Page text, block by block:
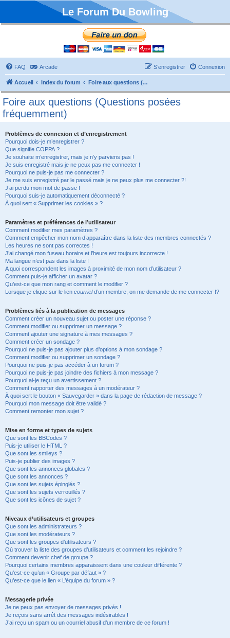
Le Forum Du Bowling
FAQ Arcade Connexion
S’enregistrer
Accueil Index du forum Foire aux questions (Questions posées fréquemment)
Foire aux questions (Questions posées
fréquemment)
Problèmes de connexion et d’enregistrement
Pourquoi dois-je m’enregistrer ?
Que signifie COPPA ?
Je souhaite m’enregistrer, mais je n’y parviens pas !
Je suis enregistré mais je ne peux pas me connecter !
Pourquoi ne puis-je pas me connecter ?
Je me suis enregistré par le passé mais je ne peux plus me connecter ?!
J’ai perdu mon mot de passe !
Pourquoi suis-je automatiquement déconnecté ?
À quoi sert « Supprimer les cookies » ?
Paramètres et préférences de l’utilisateur
Comment modifier mes paramètres ?
Comment empêcher mon nom d’apparaître dans la liste des membres connectés ?
Les heures ne sont pas correctes !
J’ai changé mon fuseau horaire et l’heure est toujours incorrecte !
Ma langue n’est pas dans la liste !
A quoi correspondent les images à proximité de mon nom d’utilisateur ?
Comment puis-je afficher un avatar ?
Qu’est-ce que mon rang et comment le modifier ?
Lorsque je clique sur le lien courrield’un membre, on me demande de me connecter !?
Problèmes liés à la publication de messages
Comment créer un nouveau sujet ou poster une réponse ?
Comment modifier ou supprimer un message ?
Comment ajouter une signature à mes messages ?
Comment créer un sondage ?
Pourquoi ne puis-je pas ajouter plus d’options à mon sondage ?
Comment modifier ou supprimer un sondage ?
Pourquoi ne puis-je pas accéder à un forum ?
Pourquoi ne puis-je pas joindre des fichiers à mon message ?
Pourquoi ai-je reçu un avertissement ?
Comment rapporter des messages à un modérateur ?
À quoi sert le bouton « Sauvegarder » dans la page de rédaction de message ?
Pourquoi mon message doit être validé ?
Comment remonter mon sujet ?
Mise en forme et types de sujets
Que sont les BBCodes ?
Puis-je utiliser le HTML ?
Que sont les smileys ?
Puis-je publier des images ?
Que sont les annonces globales ?
Que sont les annonces ?
Que sont les sujets épinglés ?
Que sont les sujets verrouillés ?
Que sont les icônes de sujet ?
Niveaux d’utilisateurs et groupes
Que sont les administrateurs ?
Que sont les modérateurs ?
Que sont les groupes d’utilisateurs ?
Où trouver la liste des groupes d’utilisateurs et comment les rejoindre ?
Comment devenir chef de groupe ?
Pourquoi certains membres apparaissent dans une couleur différente ?
Qu’est-ce qu’un « Groupe par défaut » ?
Qu’est-ce que le lien « L’équipe du forum » ?
Messagerie privée
Je ne peux pas envoyer de messages privés !
Je reçois sans arrêt des messages indésirables !
J’ai reçu un spam ou un courriel abusif d’un membre de ce forum !